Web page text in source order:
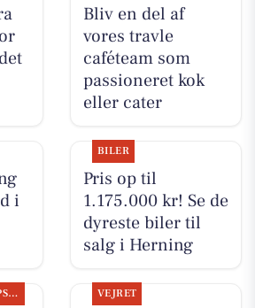
Bliv en del af
vores travle
caféteam som
passioneret kok
eller cater
i
BILER
Pris op til
1.175.000 kr! Se de
dyreste biler til
salg i Herning
OPSLAGSTAVLEN VEJRET